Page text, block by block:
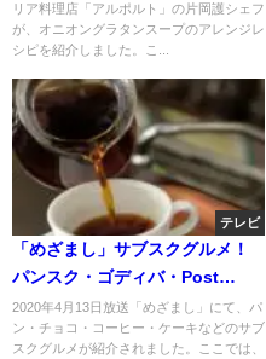
授！4月7日
リア料理店「アルポルト」の片岡護シェフ
が、オニオングラタンスープのアレンジレ
シピを紹介しました。こ...
テレビ
「めざまし」サブスクグルメ！
パンスク・ゴディバ・Post
coffee・LikeSweets BOX !
2020年4月13日放送「めざまし」にて、パ
ン・チョコ・コーヒー・ケーキなどのサブ
スクグルメが紹介されました。ここでは、